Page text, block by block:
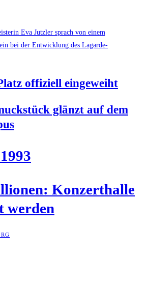
offi­zi­ell eingeweiht
glänzt auf dem
Kon­zert­hal­le
werden